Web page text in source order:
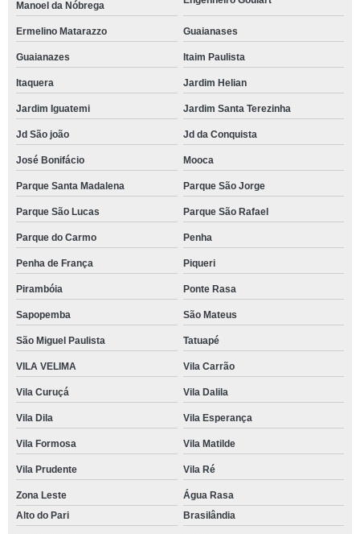
Manoel da Nóbrega
Ermelino Matarazzo Guaianases
Guaianazes Itaim Paulista
Itaquera Jardim Helian
Jardim Iguatemi Jardim Santa Terezinha
Jd São joão Jd da Conquista
José Bonifácio Mooca
Parque Santa Madalena Parque São Jorge
Parque São Lucas Parque São Rafael
Parque do Carmo Penha
Penha de França Piqueri
Pirambóia Ponte Rasa
Sapopemba São Mateus
São Miguel Paulista Tatuapé
VILA VELIMA Vila Carrão
Vila Curuçá Vila Dalila
Vila Dila Vila Esperança
Vila Formosa Vila Matilde
Vila Prudente Vila Ré
Zona Leste
Água Rasa
Alto do Pari
Brasilândia